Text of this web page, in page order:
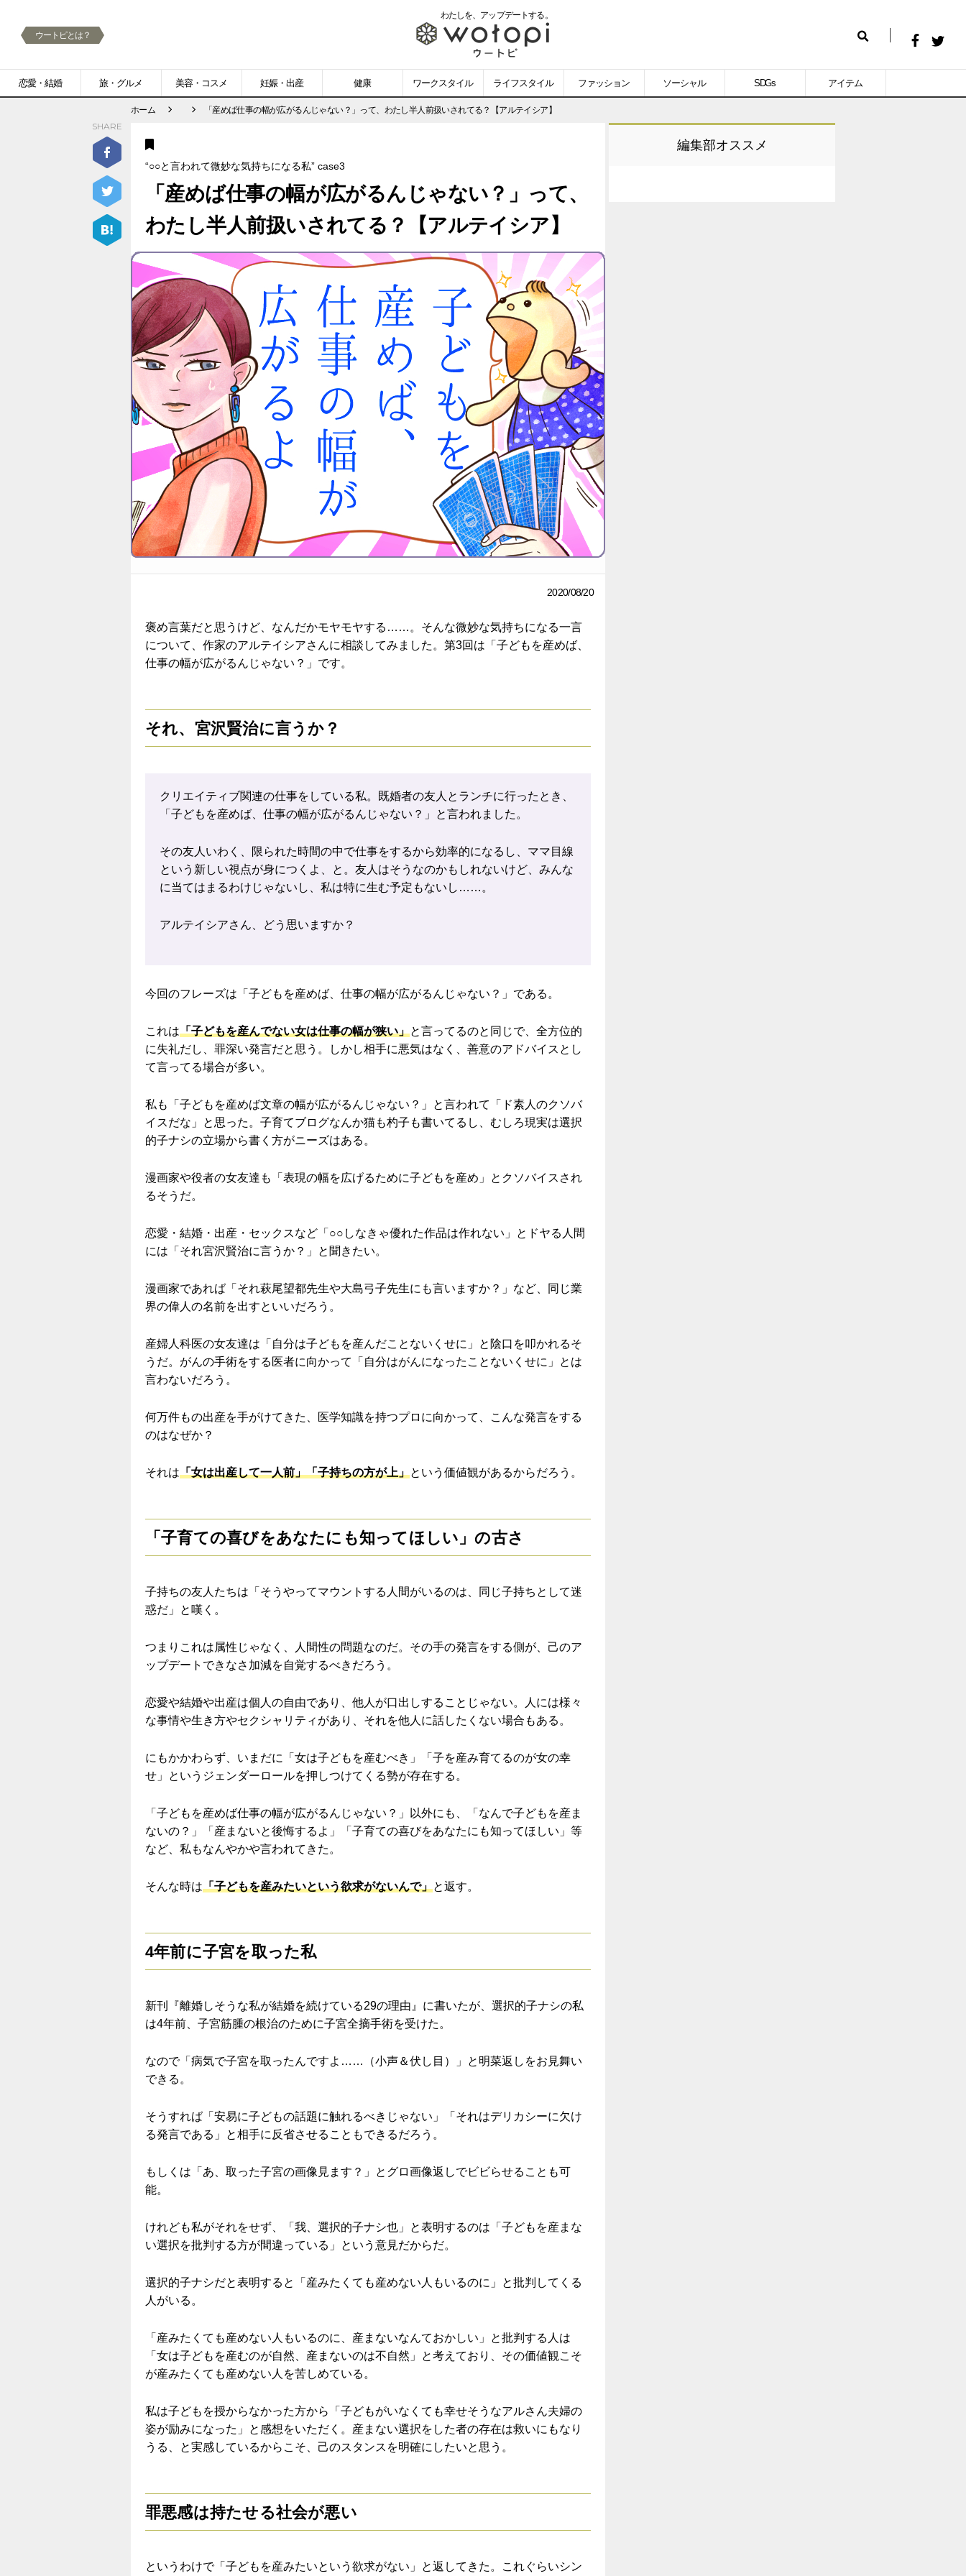
わたしを、 アップデートする。
wotopi
-
ウ
ト
ピ
恋愛・結婚 旅・グルメ 美容・コスメ 妊娠・出産 健康 ワークスタイル ライフスタイル ファッション ソーシャル SDGs アイテム
索
ウートピとは？ Facebook
ホーム 「産めば仕事の幅が広がるんじゃない？」って、わたし半人前扱いされてる？【アルテイシア】
“○○と言われて微妙な気持ちになる私” case3
「産めば仕事の幅が広がるんじゃない？」って、
わたし半人前扱いされてる？【アルテイシア】
2020/08/20
褒め言葉だと思うけど、なんだかモヤモヤする……。そんな微妙な気持ちになる一言
について、作家のアルテイシアさんに相談してみました。第3回は「子どもを産めば、
仕事の幅が広がるんじゃない？」です。
それ、宮沢賢治に言うか？
クリエイティブ関連の仕事をしている私。既婚者の友人とランチに行ったとき、
「子どもを産めば、仕事の幅が広がるんじゃない？」と言われました。
その友人いわく、限られた時間の中で仕事をするから効率的になるし、ママ目線
という新しい視点が身につくよ、と。友人はそうなのかもしれないけど、みんな
に当てはまるわけじゃないし、私は特に生む予定もないし……。
アルテイシアさん、どう思いますか？
今回のフレーズは「子どもを産めば、仕事の幅が広がるんじゃない？」である。
これは「子どもを産んでない女は仕事の幅が狭い」と言ってるのと同じで、全方位的
に失礼だし、罪深い発言だと思う。しかし相手に悪気はなく、善意のアドバイスとし
て言ってる場合が多い。
私も「子どもを産めば文章の幅が広がるんじゃない？」と言われて「ド素人のクソバ
イスだな」と思った。子育てブログなんか猫も杓子も書いてるし、むしろ現実は選択
的子ナシの立場から書く方がニーズはある。
漫画家や役者の女友達も「表現の幅を広げるために子どもを産め」とクソバイスされ
るそうだ。
恋愛・結婚・出産・セックスなど「○○しなきゃ優れた作品は作れない」とドヤる人間
には「それ宮沢賢治に言うか？」と聞きたい。
漫画家であれば「それ萩尾望都先生や大島弓子先生にも言いますか？」など、同じ業
界の偉人の名前を出すといいだろう。
産婦人科医の女友達は「自分は子どもを産んだことないくせに」と陰口を叩かれるそ
うだ。がんの手術をする医者に向かって「自分はがんになったことないくせに」とは
言わないだろう。
何万件もの出産を手がけてきた、医学知識を持つプロに向かって、こんな発言をする
のはなぜか？
それは「女は出産して一人前」「子持ちの方が上」という価値観があるからだろう。
「子育ての喜びをあなたにも知ってほしい」の古さ
子持ちの友人たちは「そうやってマウントする人間がいるのは、同じ子持ちとして迷
惑だ」と嘆く。
つまりこれは属性じゃなく、人間性の問題なのだ。その手の発言をする側が、己のア
ップデートできなさ加減を自覚するべきだろう。
恋愛や結婚や出産は個人の自由であり、他人が口出しすることじゃない。人には様々
な事情や生き方やセクシャリティがあり、それを他人に話したくない場合もある。
にもかかわらず、いまだに「女は子どもを産むべき」「子を産み育てるのが女の幸
せ」というジェンダーロールを押しつけてくる勢が存在する。
「子どもを産めば仕事の幅が広がるんじゃない？」以外にも、「なんで子どもを産ま
ないの？」「産まないと後悔するよ」「子育ての喜びをあなたにも知ってほしい」等
など、私もなんやかや言われてきた。
そんな時は「子どもを産みたいという欲求がないんで」と返す。
4年前に子宮を取った私
新刊『離婚しそうな私が結婚を続けている29の理由』に書いたが、選択的子ナシの私
は4年前、子宮筋腫の根治のために子宮全摘手術を受けた。
なので「病気で子宮を取ったんですよ……（小声＆伏し目）」と明菜返しをお見舞い
できる。
そうすれば「安易に子どもの話題に触れるべきじゃない」「それはデリカシーに欠け
る発言である」と相手に反省させることもできるだろう。
もしくは「あ、取った子宮の画像見ます？」とグロ画像返しでビビらせることも可
能。
けれども私がそれをせず、「我、選択的子ナシ也」と表明するのは「子どもを産まな
い選択を批判する方が間違っている」という意見だからだ。
選択的子ナシだと表明すると「産みたくても産めない人もいるのに」と批判してくる
人がいる。
「産みたくても産めない人もいるのに、産まないなんておかしい」と批判する人は
「女は子どもを産むのが自然、産まないのは不自然」と考えており、その価値観こそ
が産みたくても産めない人を苦しめている。
私は子どもを授からなかった方から「子どもがいなくても幸せそうなアルさん夫婦の
姿が励みになった」と感想をいただく。産まない選択をした者の存在は救いにもなり
うる、と実感しているからこそ、己のスタンスを明確にしたいと思う。
罪悪感は持たせる社会が悪い
というわけで「子どもを産みたいという欲求がない」と返してきた。これぐらいシン
SHARE
編集部オススメ